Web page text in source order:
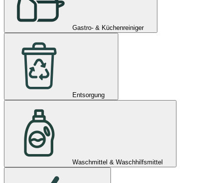
Gastro- & Küchenreiniger
Entsorgung
Waschmittel & Waschhilfsmittel